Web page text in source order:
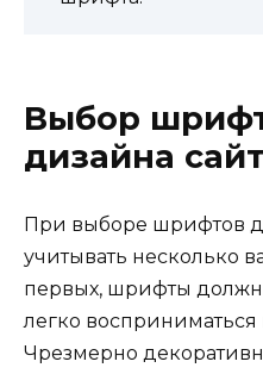
Выбор
дизайна
При выборе шрифтов
учитывать несколько
первых, шрифты
легко восприниматься
Чрезмерно